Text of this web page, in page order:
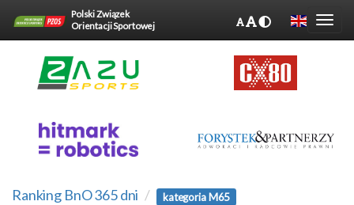
Polski Związek
Orientacji Sportowej
Ranking BnO 365 dni kategoria M65